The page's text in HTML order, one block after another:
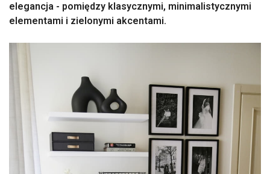
elegancja - pomiędzy klasycznymi, minimalistycznymi
elementami i zielonymi akcentami.